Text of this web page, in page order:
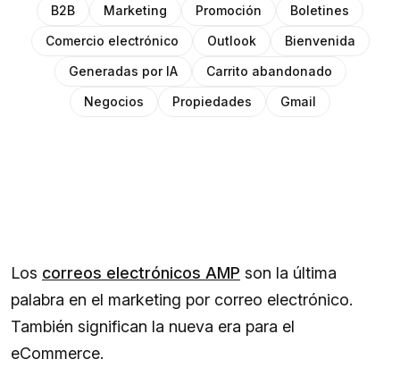
B2B Marketing Promoción
Boletines
Comercio electrónico
Outlook
Bienvenida
Generadas por IA
Carrito abandonado
Negocios
Propiedades Gmail
Los correos electrónicos AMP son la última
palabra en el marketing por correo electrónico.
También significan la nueva era para el
eCommerce.